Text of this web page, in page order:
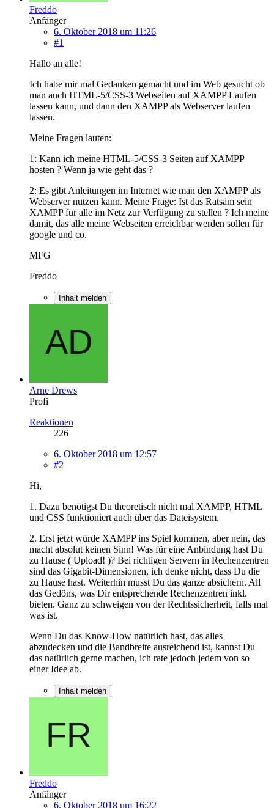
Freddo
Anfänger
6. Oktober 2018 um 11:26
#1
Hallo an alle!
Ich habe mir mal Gedanken gemacht und im Web gesucht ob
man auch HTML-5/CSS-3 Webseiten auf XAMPP Laufen
lassen kann, und dann den XAMPP als Webserver laufen
lassen.
Meine Fragen lauten:
1: Kann ich meine HTML-5/CSS-3 Seiten auf XAMPP
hosten ? Wenn ja wie geht das ?
2: Es gibt Anleitungen im Internet wie man den XAMPP als
Webserver nutzen kann. Meine Frage: Ist das Ratsam sein
XAMPP für alle im Netz zur Verfügung zu stellen ? Ich meine
damit, das alle meine Webseiten erreichbar werden sollen für
google und co.
MFG
Freddo
Inhalt melden
Arne Drews
Profi
Reaktionen
226
6. Oktober 2018 um 12:57
#2
Hi,
1. Dazu benötigst Du theoretisch nicht mal XAMPP, HTML
und CSS funktioniert auch über das Dateisystem.
2. Erst jetzt würde XAMPP ins Spiel kommen, aber nein, das
macht absolut keinen Sinn! Was für eine Anbindung hast Du
zu Hause ( Upload! )? Bei richtigen Servern in Rechenzentren
sind das Gigabit-Dimensionen, ich denke nicht, dass Du die
zu Hause hast. Weiterhin musst Du das ganze absichern. All
das Gedöns, was Dir entsprechende Rechenzentren inkl.
bieten. Ganz zu schweigen von der Rechtssicherheit, falls mal
was ist.
Wenn Du das Know-How natürlich hast, das alles
abzudecken und die Bandbreite ausreichend ist, kannst Du
das natürlich gerne machen, ich rate jedoch jedem von so
einer Idee ab.
Inhalt melden
Freddo
Anfänger
6. Oktober 2018 um 16:22